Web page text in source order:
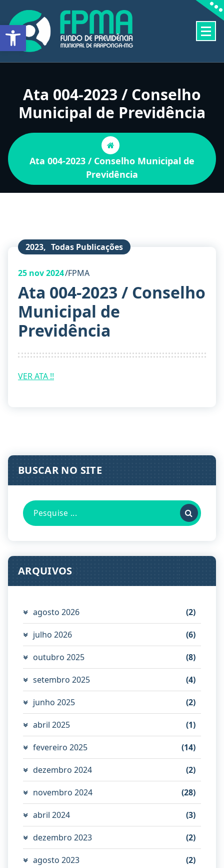
para
conteúdo
Ata 004-2023 / Conselho
Municipal de Previdência
Ata 004-2023 / Conselho Municipal de
Previdência
2023, Todas Publicações
25 nov 2024 FPMA
Ata 004-2023 / Conselho
Municipal de
Previdência
VER ATA !!
BUSCAR NO SITE
Pesquisa
por:
ARQUIVOS
agosto 2026 (2)
julho 2026 (6)
outubro 2025 (8)
setembro 2025 (4)
junho 2025 (2)
abril 2025 (1)
fevereiro 2025 (14)
dezembro 2024 (2)
novembro 2024 (28)
abril 2024 (3)
dezembro 2023 (2)
agosto 2023 (2)
Barra de Ferramentas Aberta